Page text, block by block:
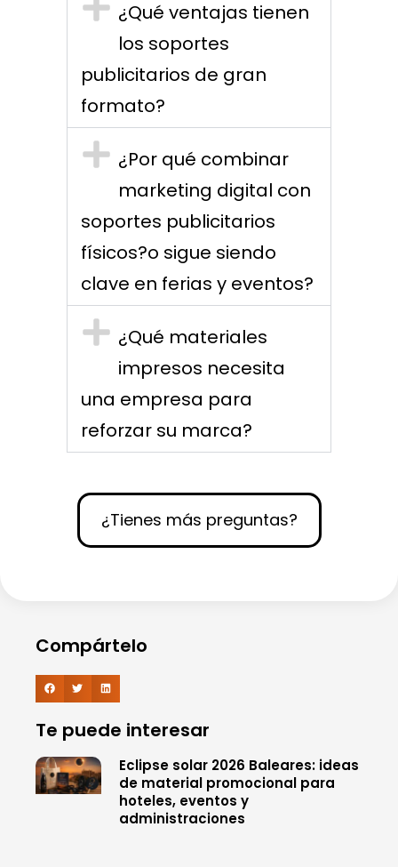
¿Qué ventajas tienen
los soportes
publicitarios de gran
formato?
¿Por qué combinar
marketing digital con
soportes publicitarios
físicos?o sigue siendo
clave en ferias y eventos?
¿Qué materiales
impresos necesita
una empresa para
reforzar su marca?
¿Tienes más preguntas?
Compártelo
Te puede interesar
Eclipse solar 2026 Baleares: ideas
de material promocional para
hoteles, eventos y
administraciones